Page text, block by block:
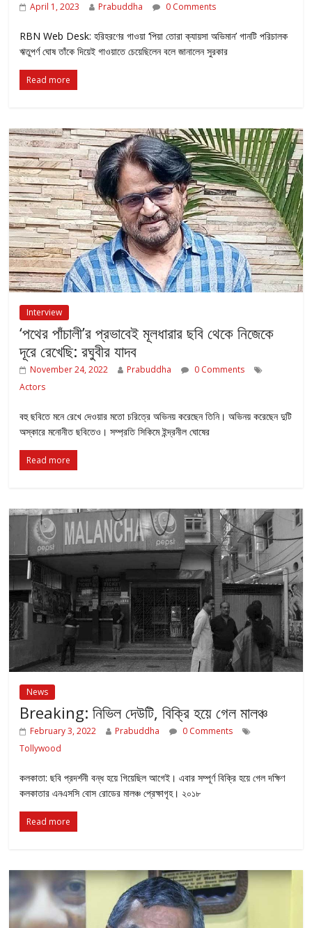
April 1, 2023 Prabuddha 0 Comments
RBN Web Desk: হরিহরণের গাওয়া ‘পিয়া তোরা ক্যায়সা অভিমান’ গানটি পরিচালক
ঋতুপর্ণ ঘোষ তাঁকে দিয়েই গাওয়াতে চেয়েছিলেন বলে জানালেন সুরকার
Read more
Interview
‘পথের পাঁচালী’র প্রভাবেই মূলধারার ছবি থেকে নিজেকে
দূরে রেখেছি: রঘুবীর যাদব
November 24, 2022 Prabuddha
0 Comments
Actors
বহু ছবিতে মনে রেখে দেওয়ার মতো চরিত্রে অভিনয় করেছেন তিনি। অভিনয় করেছেন দুটি
অস্কারে মনোনীত ছবিতেও। সম্প্রতি সিকিমে ইন্দ্রনীল ঘোষের
Read more
News
Breaking: নিভিল দেউটি, বিক্রি হয়ে গেল মালঞ্চ
February 3, 2022 Prabuddha
0 Comments
Tollywood
কলকাতা: ছবি প্রদর্শনী বন্ধ হয়ে গিয়েছিল আগেই। এবার সম্পূর্ণ বিক্রি হয়ে গেল দক্ষিণ
কলকাতার এনএসসি বোস রোডের মালঞ্চ প্রেক্ষাগৃহ। ২০১৮
Read more